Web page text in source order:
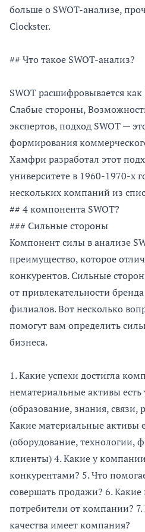
больше о SWOT-анализе,
Clockster.
## Что такое SWOT-анализ?
SWOT расшифровывается
Слабые стороны,
экспертов, подход SWOT —
формирования
Хамфри разработал этот
университете в 1960-1970-х
нескольких компаний из
## 4 компонента SWOT?
### Сильные стороны
Компонент силы в анализе
преимущество, которое
конкурентов. Сильные
от привлекательности
филиалов. Вот несколько
помогут вам определить
бизнеса.
1. Какие успехи достигла
нематериальные активы
(образование, знания, связи,
Какие материальные активы
(оборудование, технологии,
клиенты) 4. Какие у
конкурентами? 5. Что
совершать продажи? 6.
потребители от компании?
качества имеет компания?